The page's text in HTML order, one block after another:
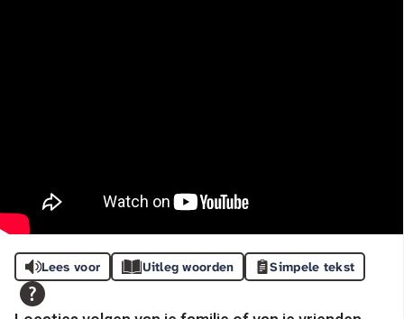
Lees voor Uitleg woorden Simpele tekst